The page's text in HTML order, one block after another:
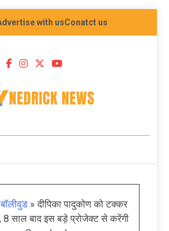
with usConatct us
NEWS
बॉलीवुड »दीपिका पादुकोण को टक्कर
8 साल बाद इस बड़े प्रोजेक्ट से करेंगी